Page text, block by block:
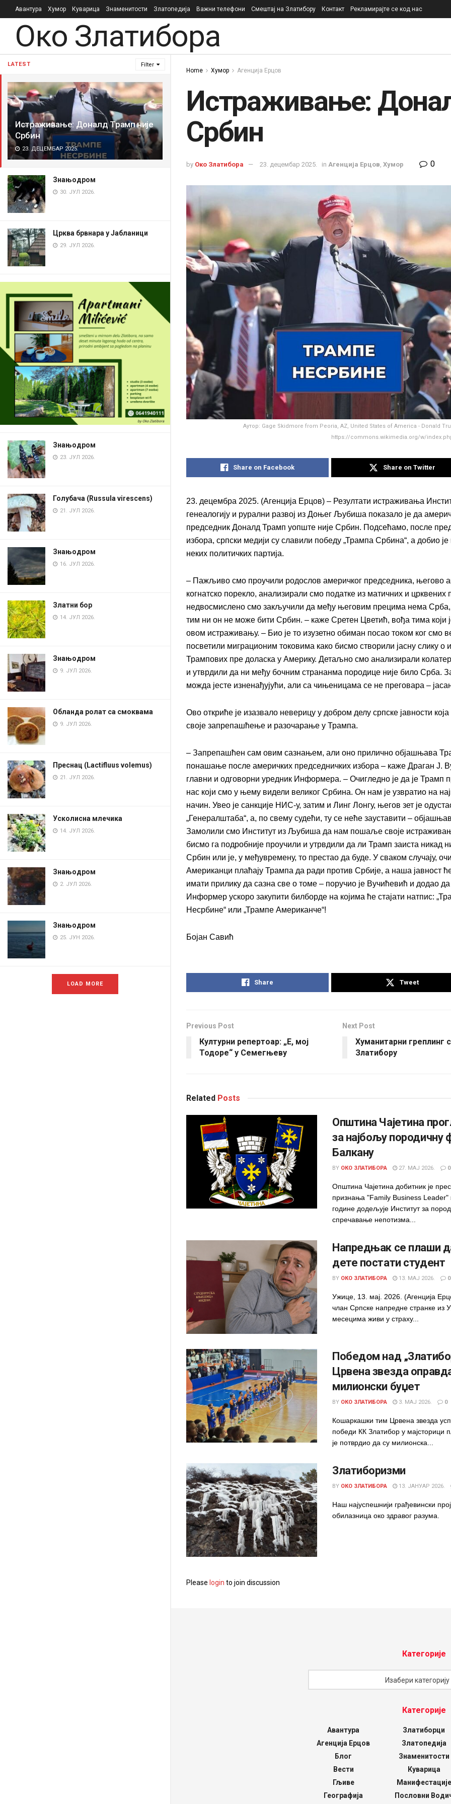
LATEST Filter
Истраживање: Доналд Трамп није
Србин
23. ДЕЦЕМБАР 2025.
Знањодром
30. ЈУЛ 2026.
Црква брвнара у Јабланици
29. ЈУЛ 2026.
Знањодром
23. ЈУЛ 2026.
Голубача (Russula virescens)
21. ЈУЛ 2026.
Знањодром
16. ЈУЛ 2026.
Златни бор
14. ЈУЛ 2026.
Знањодром
9. ЈУЛ 2026.
Обланда ролат са смоквама
9. ЈУЛ 2026.
Преснац (Lactifluus volemus)
21. ЈУЛ 2026.
Усколисна млечика
14. ЈУЛ 2026.
Знањодром
2. ЈУЛ 2026.
Знањодром
25. ЈУН 2026.
LOAD MORE
Авантура Хумор Куварица Знаменитости Златопедија Важни телефони Смештај на Златибору Контакт Рекламирајте се код нас
Око Златибора
Home Хумор Агенција Ерцов
Истраживање:
Србин
by Око Златибора 23. децембар 2025. in Агенција Ерцов, Хумор 0
Аутор: Gage Skidmore from Peoria, AZ, United States of America - Donald
https://commons.wikimedia.org/w/
Share on Facebook Share on Twitter
23. децембра 2025. (Агенција Ерцов) – Резултати истраживања
генеалогију и рурални развој из Доњег Љубиша показало је да
председник Доналд Трамп уопште није Србин. Подсећамо, после
избора, српски медији су славили победу „Трампа Србина“, а добио
неких политичких партија.
– Пажљиво смо проучили родослов америчког председника, његово
когнатско порекло, анализирали смо податке из матичних и црквених
недвосмислено смо закључили да међу његовим прецима нема
тим ни он не може бити Србин. – каже Сретен Цветић, вођа тима који
овом истраживању. – Био је то изузетно обиман посао током ког смо
посветили миграционим токовима како бисмо створили јасну слику о
Трампових пре доласка у Америку. Детаљно смо анализирали
и утврдили да ни међу бочним странанма породице није било Срба.
можда јесте изненађујући, али са чињеницама се не преговара –
Ово откриће је изазвало неверицу у добром делу српске јавности која
своје запрепашћење и разочарање у Трампа.
– Запрепашћен сам овим сазнањем, али оно прилично објашњава
понашање после америчких председничких избора – каже Драган Ј.
главни и одговорни уредник Информера. – Очигледно је да је Трамп
нас који смо у њему видели великог Србина. Он нам је узвратио на
начин. Увео је санкције НИС-у, затим и Линг Лонгу, његов зет је
„Генералштаба“, а, по свему судећи, ту се неће зауставити –
Замолили смо Институт из Љубиша да нам пошаље своје
бисмо га подробније проучили и утрвдили да ли Трамп заиста никад
Србин или је, у међувремену, то престао да буде. У сваком случају,
Американци плаћају Трампа да ради против Србије, а наша јавност
имати прилику да сазна све о томе – поручио је Вучићевић и додао
Информер ускоро закупити билборде на којима ће стајати натпис:
Несрбине“ или „Трампе Американче“!
Бојан Савић
Share Tweet
Previous Post
Културни репертоар: „Е, мој
Тодоре“ у Семегњеву
Next Post
Хуманитарни греплинг
Златибору
Related Posts
Општина Чајетина
за најбољу породичну
Балкану
BY ОКО ЗЛАТИБОРА 27. МАЈ 2026. 0
Општина Чајетина добитник је
признања "Family Business Leader"
године додељује Институт за
спречавање непотизма...
Напредњак се плаши
дете постати студент
BY ОКО ЗЛАТИБОРА 13. МАЈ 2026. 0
Ужице, 13. мај. 2026. (Агенција
члан Српске напредне странке из
месецима живи у страху...
Победом над
Црвена звезда
милионски буџет
BY ОКО ЗЛАТИБОРА 3. МАЈ 2026. 0
Кошаркашки тим Црвена звезда
победи КК Златибор у мајсторици
је потврдио да су милионска...
Златиборизми
BY ОКО ЗЛАТИБОРА 13. ЈАНУАР 2026.
Наш најуспешнији грађевински
обилазница око здравог разума.
Please login to join discussion
Категорије
Изабери категорију
Категорије
Авантура
Агенција Ерцов
Блог
Вести
Гљиве
Географија
Златиборци
Златопедија
Знаменитости
Куварица
Манифестације
Пословни